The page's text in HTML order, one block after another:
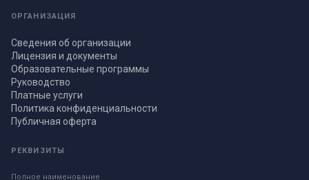
ОРГАНИЗАЦИЯ
Сведения об организации
Лицензия и документы
Образовательные программы
Руководство
Платные услуги
Политика конфиденциальности
Публичная оферта
РЕКВИЗИТЫ
Полное наименование